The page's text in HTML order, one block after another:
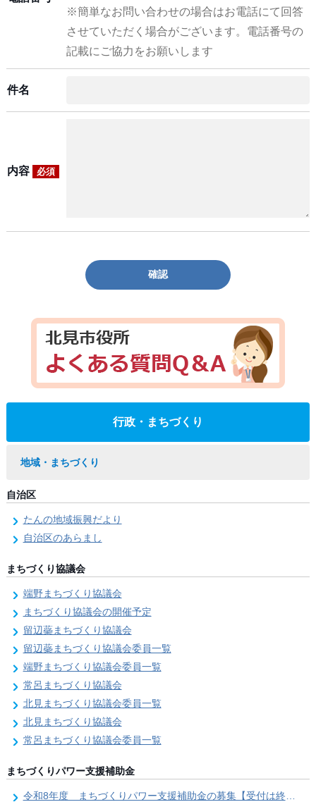
※簡単なお問い合わせの場合はお電話にて回答
させていただく場合がございます。電話番号の
記載にご協力をお願いします
件名
内容 必須
確認
行政・まちづくり
地域・まちづくり
自治区
たんの地域振興だより
自治区のあらまし
まちづくり協議会
端野まちづくり協議会
まちづくり協議会の開催予定
留辺蘂まちづくり協議会
留辺蘂まちづくり協議会委員一覧
端野まちづくり協議会委員一覧
常呂まちづくり協議会
北見まちづくり協議会委員一覧
北見まちづくり協議会
常呂まちづくり協議会委員一覧
まちづくりパワー支援補助金
令和8年度 まちづくりパワー支援補助金の募集【受付は終了しました。】